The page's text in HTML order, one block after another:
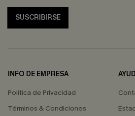
SUSCRIBIRSE
INFO DE EMPRESA
Política de Privacidad
Términos & Condiciones